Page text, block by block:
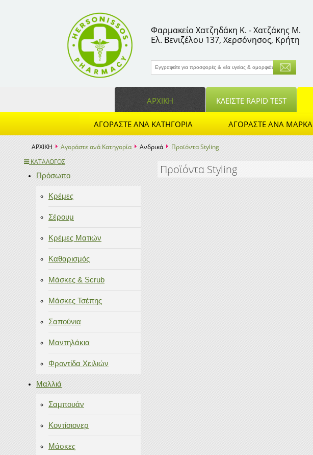
Φαρμακείο Χατζηδάκη Κ. - Χατζάκης Μ.
Ελ. Βενιζέλου 137, Χερσόνησος, Κρήτη
ΑΡΧΙΚΗ ΚΛΕΙΣΤΕ RAPID TEST
ΑΓΟΡΆΣΤΕ ΑΝΆ ΚΑΤΗΓΟΡΊΑ ΑΓΟΡΆΣΤΕ ΑΝΆ ΜΆΡΚΑ
ΑΡΧΙΚΗ Αγοράστε ανά Κατηγορία Ανδρικά
Προϊόντα Styling
ΚΑΤΑΛΟΓΟΣ
Πρόσωπο
Κρέμες
Σέρουμ
Κρέμες Ματιών
Καθαρισμός
Μάσκες & Scrub
Μάσκες Τσέπης
Σαπούνια
Μαντηλάκια
Φροντίδα Χειλιών
Μαλλιά
Σαμπουάν
Κοντίσιονερ
Μάσκες
Προϊόντα Styling